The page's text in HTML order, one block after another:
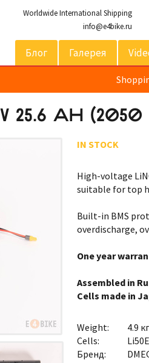
Worldwide International Shipping
info@e4bike.ru
Блог Галерея
V 25.6 AH (2050
IN STOCK
High-voltage
suitable for top
Built-in BMS
overdischarge,
One year
Assembled in
Cells made in
Weight:
4.9 кг
Cells:
Li50E
Бренд: